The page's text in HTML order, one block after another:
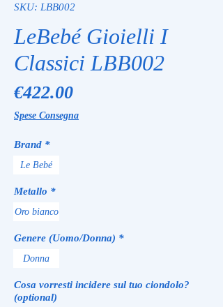
SKU: LBB002
LeBebé Gioielli I
Classici LBB002
€422.00Price
Spese Consegna
Brand *
Le Bebé
Metallo *
Oro bianco
Genere (Uomo/Donna) *
Donna
Cosa vorresti incidere sul tuo ciondolo?
(optional)